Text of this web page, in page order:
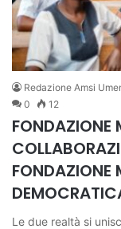
Redazione Amsi
0
12
FONDAZIONE
FONDAZIONE
Le due realtà si